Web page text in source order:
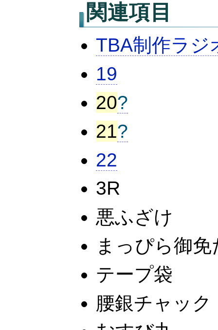
関連項目
TBA制作ラジ
19
20?
21?
22
3R
悪ふざけ
まっぴら御免
テープ袋
腰銀チャック